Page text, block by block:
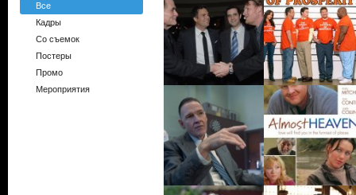
Все
Кадры
Со съемок
Постеры
Промо
Мероприятия